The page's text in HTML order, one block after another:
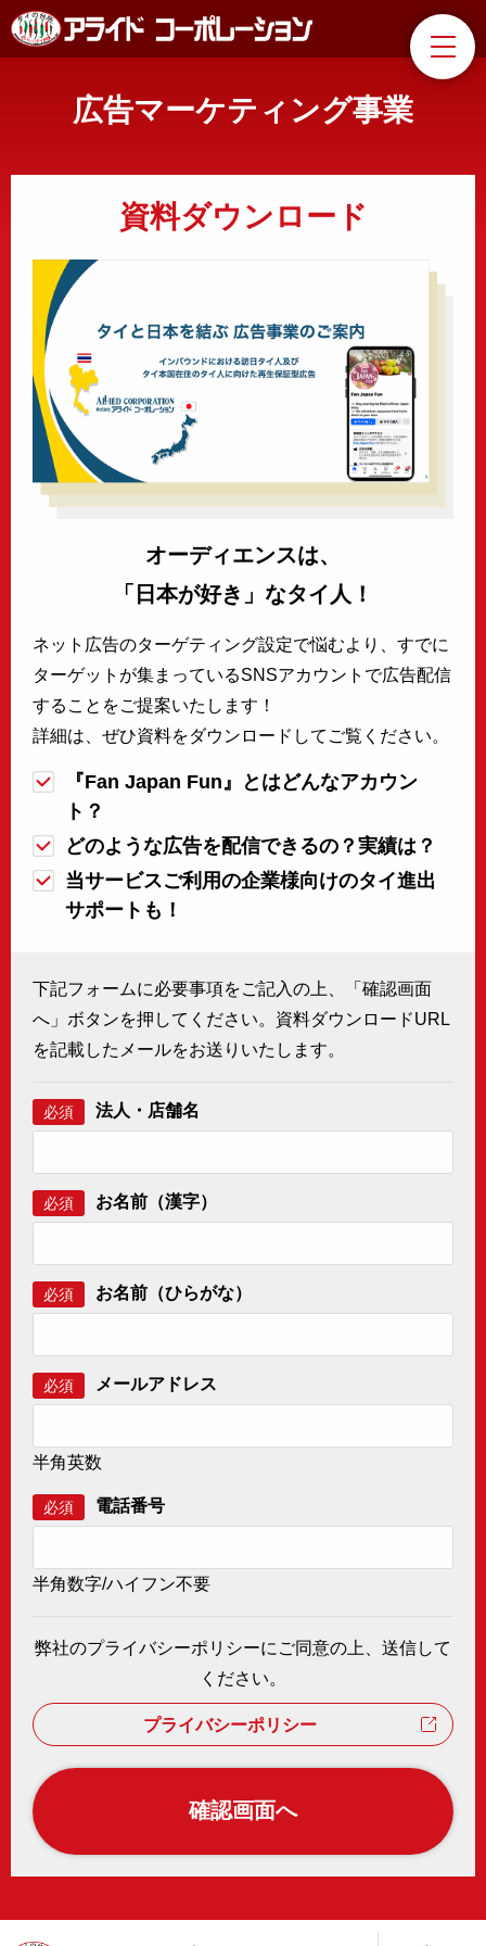
広告マーケティング事業
資料ダウンロード
オーディエンスは、
「日本が好き」なタイ人！
ネット広告のターゲティング設定で悩むより、すでに
ターゲットが集まっているSNSアカウントで広告配信
することをご提案いたします！
詳細は、ぜひ資料をダウンロードしてご覧ください。
『Fan Japan Fun』とはどんなアカウン
ト？
どのような広告を配信できるの？実績は？
当サービスご利用の企業様向けのタイ進出
サポートも！
下記フォームに必要事項をご記入の上、「確認画面
へ」ボタンを押してください。資料ダウンロードURL
を記載したメールをお送りいたします。
必須 法人・店舗名
必須 お名前（漢字）
必須 お名前（ひらがな）
必須 メールアドレス
半角英数
必須 電話番号
半角数字/ハイフン不要
弊社のプライバシーポリシーにご同意の上、送信して
ください。
プライバシーポリシー